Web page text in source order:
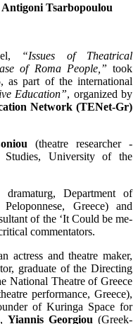
Tsarbopoulou
“Issues of Theatrical
of Roma People,” took
, as part of the international
Education”, organized by
Network (TENet-Gr)
(theatre researcher -
Studies, University of the
dramaturg, Department of
Greece) and
of the ‘It Could be me-
commentators.
actress and theatre maker,
graduate of the Directing
National Theatre of Greece
performance, Greece),
of Kuringa Space for
Yiannis Georgiou(Greek-